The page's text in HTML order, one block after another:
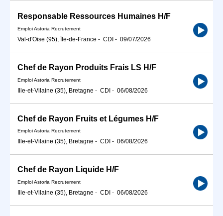
Responsable Ressources Humaines H/F
Emploi Astoria Recrutement
Val-d'Oise (95), Île-de-France - CDI - 09/07/2026
Chef de Rayon Produits Frais LS H/F
Emploi Astoria Recrutement
Ille-et-Vilaine (35), Bretagne - CDI - 06/08/2026
Chef de Rayon Fruits et Légumes H/F
Emploi Astoria Recrutement
Ille-et-Vilaine (35), Bretagne - CDI - 06/08/2026
Chef de Rayon Liquide H/F
Emploi Astoria Recrutement
Ille-et-Vilaine (35), Bretagne - CDI - 06/08/2026